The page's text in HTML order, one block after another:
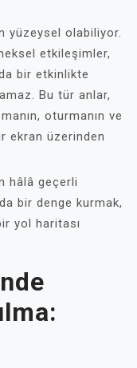
yüzeysel olabiliyor.
etkileşimler,
bir etkinlikte
Bu tür anlar,
oturmanın ve
ekran üzerinden
hâlâ geçerli
bir denge kurmak,
yol haritası